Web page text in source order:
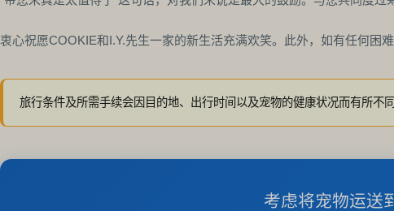
衷心祝愿COOKIE和I.Y.先生一家的新生活充满欢笑。此外，如有任何困
旅行条件及所需手续会因目的地、出行时间以及宠物的健康状况而有所不
考虑将宠物运送